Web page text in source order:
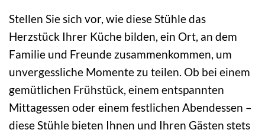
Stellen Sie sich vor, wie diese Stühle das
Herzstück Ihrer Küche bilden, ein Ort, an dem
Familie und Freunde zusammenkommen, um
unvergessliche Momente zu teilen. Ob bei einem
gemütlichen Frühstück, einem entspannten
Mittagessen oder einem festlichen Abendessen –
diese Stühle bieten Ihnen und Ihren Gästen stets